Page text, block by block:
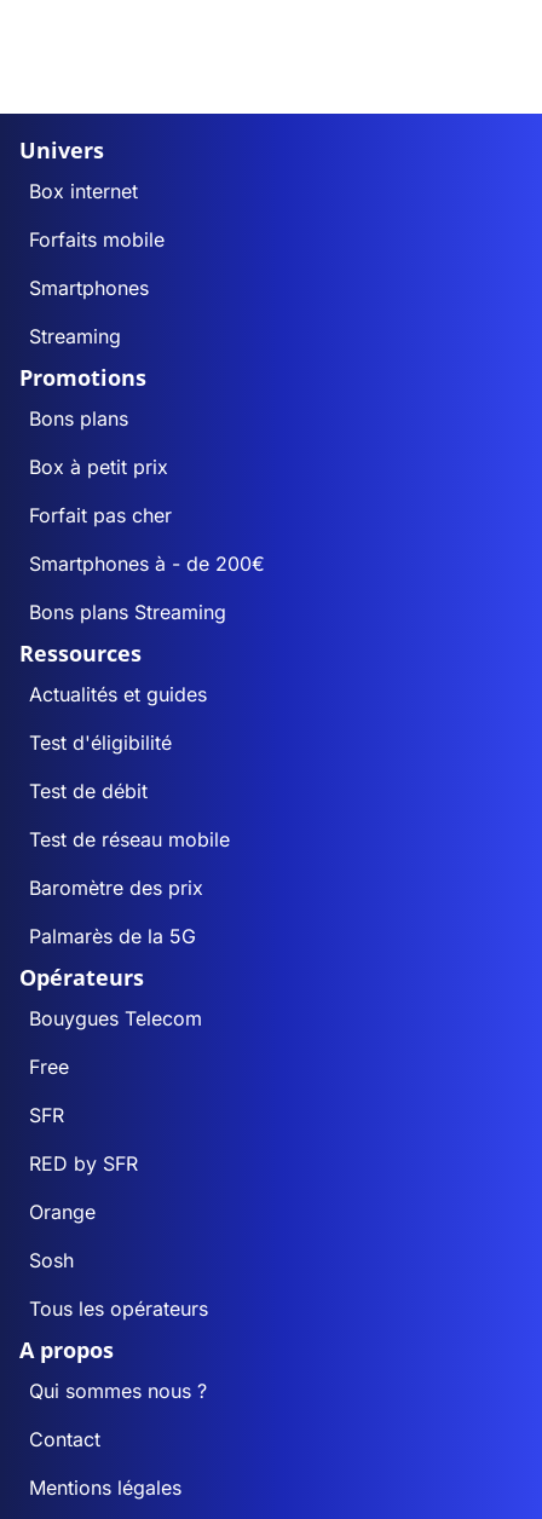
Univers
Box internet
Forfaits mobile
Smartphones
Streaming
Promotions
Bons plans
Box à petit prix
Forfait pas cher
Smartphones à - de 200€
Bons plans Streaming
Ressources
Actualités et guides
Test d'éligibilité
Test de débit
Test de réseau mobile
Baromètre des prix
Palmarès de la 5G
Opérateurs
Bouygues Telecom
Free
SFR
RED by SFR
Orange
Sosh
Tous les opérateurs
A propos
Qui sommes nous ?
Contact
Mentions légales